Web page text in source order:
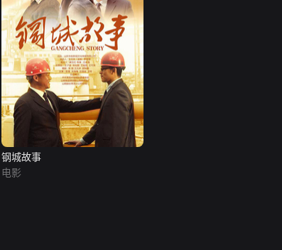
钢城故事
电影